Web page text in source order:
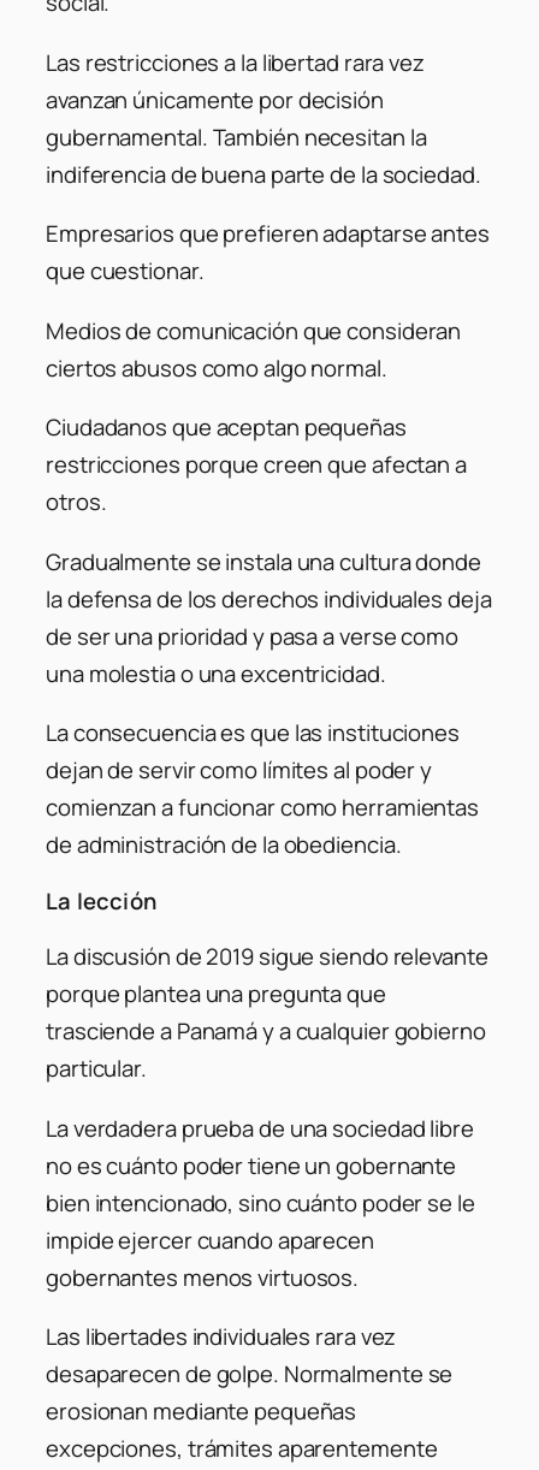
Las restricciones a la libertad rara vez
avanzan únicamente por decisión
gubernamental. También necesitan la
indiferencia de buena parte de la sociedad.
Empresarios que prefieren adaptarse antes
que cuestionar.
Medios de comunicación que consideran
ciertos abusos como algo normal.
Ciudadanos que aceptan pequeñas
restricciones porque creen que afectan a
otros.
Gradualmente se instala una cultura donde
la defensa de los derechos individuales deja
de ser una prioridad y pasa a verse como
una molestia o una excentricidad.
La consecuencia es que las instituciones
dejan de servir como límites al poder y
comienzan a funcionar como herramientas
de administración de la obediencia.
La lección
La discusión de 2019 sigue siendo relevante
porque plantea una pregunta que
trasciende a Panamá y a cualquier gobierno
particular.
La verdadera prueba de una sociedad libre
no es cuánto poder tiene un gobernante
bien intencionado, sino cuánto poder se le
impide ejercer cuando aparecen
gobernantes menos virtuosos.
Las libertades individuales rara vez
desaparecen de golpe. Normalmente se
erosionan mediante pequeñas
excepciones, trámites aparentemente